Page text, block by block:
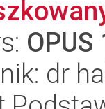
OPUS
dr